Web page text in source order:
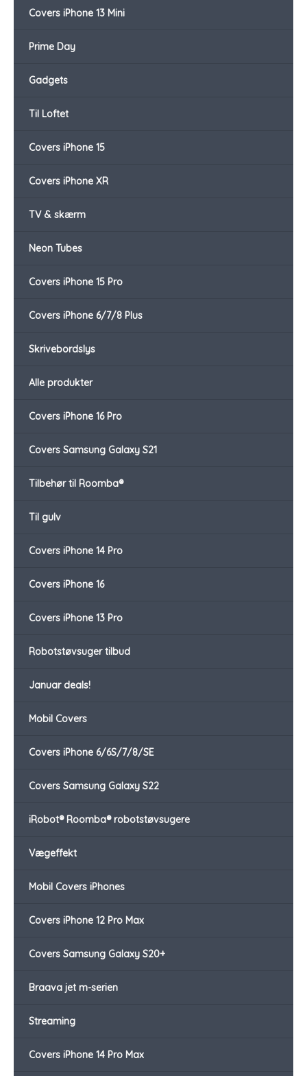
Covers iPhone 13 Mini
Prime Day
Gadgets
Til Loftet
Covers iPhone 15
Covers iPhone XR
TV & skærm
Neon Tubes
Covers iPhone 15 Pro
Covers iPhone 6/7/8 Plus
Skrivebordslys
Alle produkter
Covers iPhone 16 Pro
Covers Samsung Galaxy S21
Tilbehør til Roomba®
Til gulv
Covers iPhone 14 Pro
Covers iPhone 16
Covers iPhone 13 Pro
Robotstøvsuger tilbud
Januar deals!
Mobil Covers
Covers iPhone 6/6S/7/8/SE
Covers Samsung Galaxy S22
iRobot® Roomba® robotstøvsugere
Vægeffekt
Mobil Covers iPhones
Covers iPhone 12 Pro Max
Covers Samsung Galaxy S20+
Braava jet m-serien
Streaming
Covers iPhone 14 Pro Max